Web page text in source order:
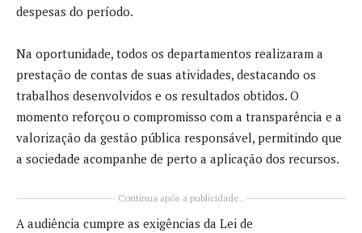
despesas do período.
Na oportunidade, todos os departamentos realizaram a
prestação de contas de suas atividades, destacando os
trabalhos desenvolvidos e os resultados obtidos. O
momento reforçou o compromisso com a transparência e a
valorização da gestão pública responsável, permitindo que
a sociedade acompanhe de perto a aplicação dos recursos.
Continua após a publicidade..
A audiência cumpre as exigências da Lei de